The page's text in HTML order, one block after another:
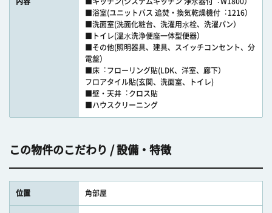
■浴室(ユニットバス 追焚・換気乾燥機付︓1216）
■洗面室(洗面化粧台、洗濯用⽔栓、洗濯パン）
■トイレ(温⽔洗浄便座一体型便器）
■その他(照明器具、建具、スイッチコンセント、分
電盤）
■床︓フローリング貼(LDK、洋室、廊下）
フロアタイル貼(玄関、洗面室、トイレ)
■壁・天井︓クロス貼
■ハウスクリーニング
この物件のこだわり / 設備・特徴
位置 角部屋